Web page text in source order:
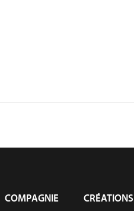
COMPAGNIE CRÉATIONS